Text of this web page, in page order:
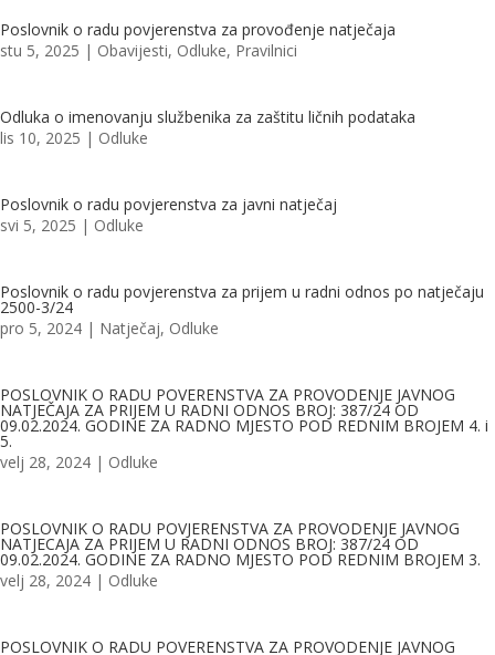
Poslovnik o radu povjerenstva za provođenje natječaja
stu 5, 2025 | Obavijesti, Odluke, Pravilnici
Odluka o imenovanju službenika za zaštitu ličnih podataka
lis 10, 2025 | Odluke
Poslovnik o radu povjerenstva za javni natječaj
svi 5, 2025 | Odluke
Poslovnik o radu povjerenstva za prijem u radni odnos po natječaju
2500-3/24
pro 5, 2024 | Natječaj, Odluke
POSLOVNIK O RADU POVERENSTVA ZA PROVODENJE JAVNOG
NATJEČAJA ZA PRIJEM U RADNI ODNOS BROJ: 387/24 OD
09.02.2024. GODINE ZA RADNO MJESTO POD REDNIM BROJEM 4. i
5.
velj 28, 2024 | Odluke
POSLOVNIK O RADU POVJERENSTVA ZA PROVODENJE JAVNOG
NATJECAJA ZA PRIJEM U RADNI ODNOS BROJ: 387/24 OD
09.02.2024. GODINE ZA RADNO MJESTO POD REDNIM BROJEM 3.
velj 28, 2024 | Odluke
POSLOVNIK O RADU POVERENSTVA ZA PROVODENJE JAVNOG